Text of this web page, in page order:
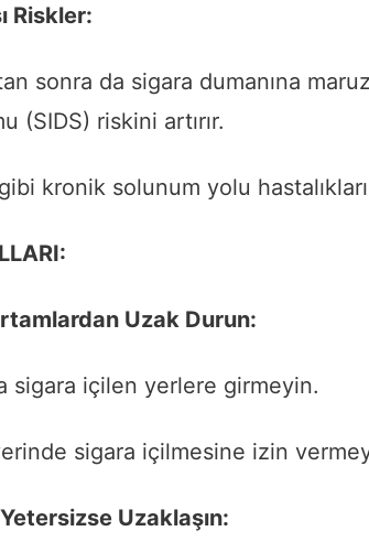
Riskler:
sonra da sigara dumanına
(SIDS) riskini artırır.
kronik solunum yolu
Uzak Durun:
sigara içilen yerlere girmeyin.
sigara içilmesine izin
Uzaklaşın: